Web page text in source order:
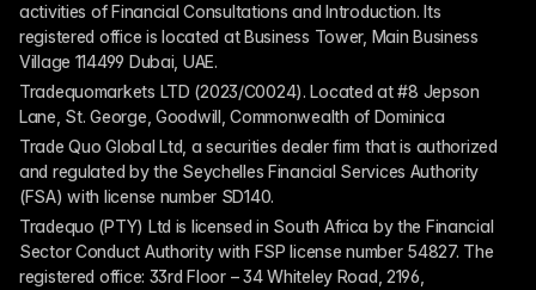
activities of Financial Consultations and Introduction. Its
registered office is located at Business Tower, Main Business
Village 114499 Dubai, UAE.
Tradequomarkets LTD (2023/C0024). Located at #8 Jepson
Lane, St. George, Goodwill, Commonwealth of Dominica
Trade Quo Global Ltd, a securities dealer firm that is authorized
and regulated by the Seychelles Financial Services Authority
(FSA) with license number SD140.
Tradequo (PTY) Ltd is licensed in South Africa by the Financial
Sector Conduct Authority with FSP license number 54827. The
registered office: 33rd Floor – 34 Whiteley Road, 2196,